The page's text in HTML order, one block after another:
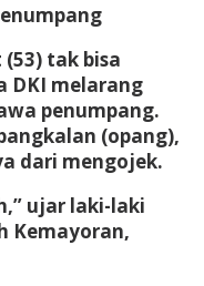
(53) tak bisa
DKI melarang
penumpang.
(opang),
dari mengojek.
ujar laki-laki
Kemayoran,